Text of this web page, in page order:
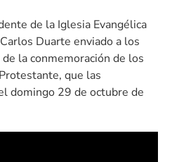
de la Iglesia Evangélica
Duarte enviado a los
la conmemoración de los
que las
domingo 29 de octubre de